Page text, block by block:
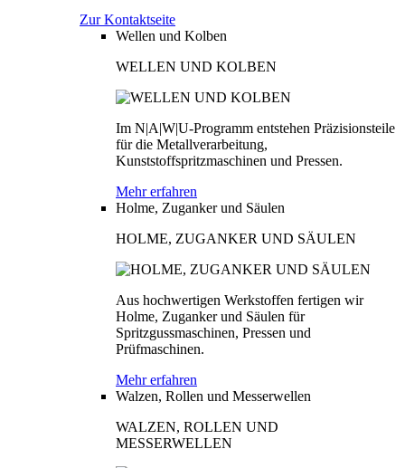
Zur Kontaktseite
Wellen und Kolben
WELLEN UND KOLBEN
Im N|A|W|U-Programm entstehen Präzisionsteile
für die Metallverarbeitung,
Kunststoffspritzmaschinen und Pressen.
Mehr erfahren
Holme, Zuganker und Säulen
HOLME, ZUGANKER UND SÄULEN
Aus hochwertigen Werkstoffen fertigen wir
Holme, Zuganker und Säulen für
Spritzgussmaschinen, Pressen und
Prüfmaschinen.
Mehr erfahren
Walzen, Rollen und Messerwellen
WALZEN, ROLLEN UND
MESSERWELLEN